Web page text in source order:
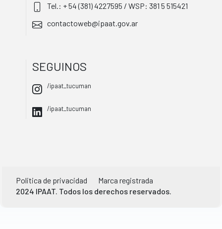
Tel.: + 54 (381) 4227595 / WSP: 381 5 515421
contactoweb@ipaat.gov.ar
SEGUINOS
/ipaat_tucuman
/ipaat_tucuman
Politica de privacidad
Marca registrada
2024 IPAAT. Todos los derechos reservados.